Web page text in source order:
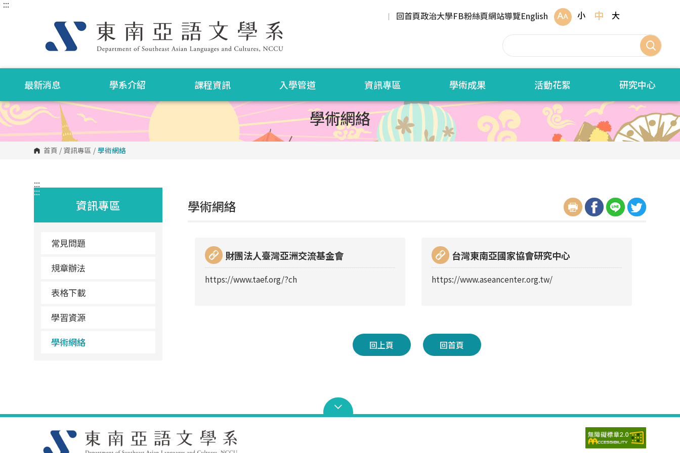
跳
:::
回首頁政治大學FB粉絲頁網站導覽English 小 中 大
最新消息 學系介紹 課程資訊 入學管道 資訊專區 學術成果 活動花絮 研究中心
學術網絡
首頁 / 資訊專區 / 學術網絡
:::
資訊專區
常見問題
規章辦法
表格下載
學習資源
學術網絡
:::
學術網絡
財團法人臺灣亞洲交流基金會
https://www.taef.org/?ch
台灣東南亞國家協會研究中心
https://www.aseancenter.org.tw/
回上頁 回首頁